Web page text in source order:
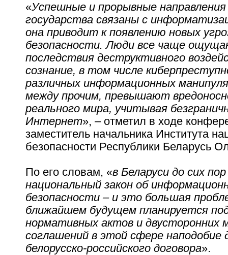
«Успешные и прорывные
государства связаны с
она приводит к появлению новых
безопасности. Люди все чаще
последствия деструктивного
сознание, в том числе
различных информационных
между прочим, превышают
реального мира, учитывая
Интернет», – отметил в ходе
заместитель начальника Института
безопасности Республики Беларусь
По его словам, «в Беларуси до сих
национальный закон об
безопасности – и это большая
ближайшем будущем планируется
нормативных актов и двусторонних
соглашений в этой сфере
белорусско-российского договора».